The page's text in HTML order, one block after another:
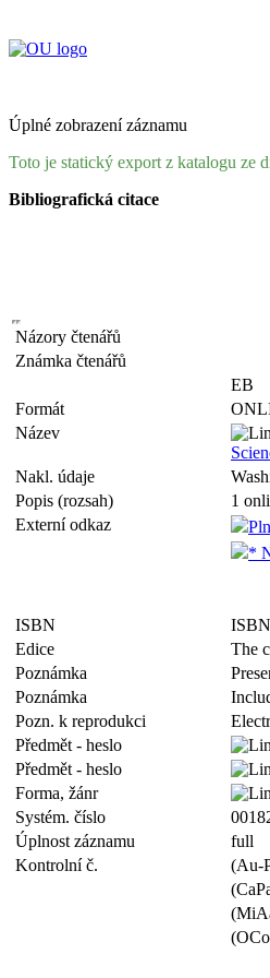
Úplné zobrazení záznamu
Toto je statický export z katalogu ze
Bibliografická citace
Názory čtenářů
Známka čtenářů
EB
Formát
Název
Nakl. údaje
Popis (rozsah)
1
Externí odkaz
*
ISBN
Edice
The
Poznámka
Poznámka
Pozn. k reprodukci
Předmět - heslo
Předmět - heslo
Forma, žánr
Systém. číslo
Úplnost záznamu
full
Kontrolní č.
(Au-